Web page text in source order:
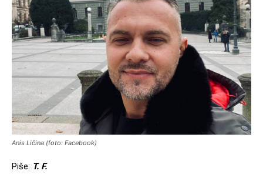
Anis Ličina (foto: Facebook)
Piše: T. F.